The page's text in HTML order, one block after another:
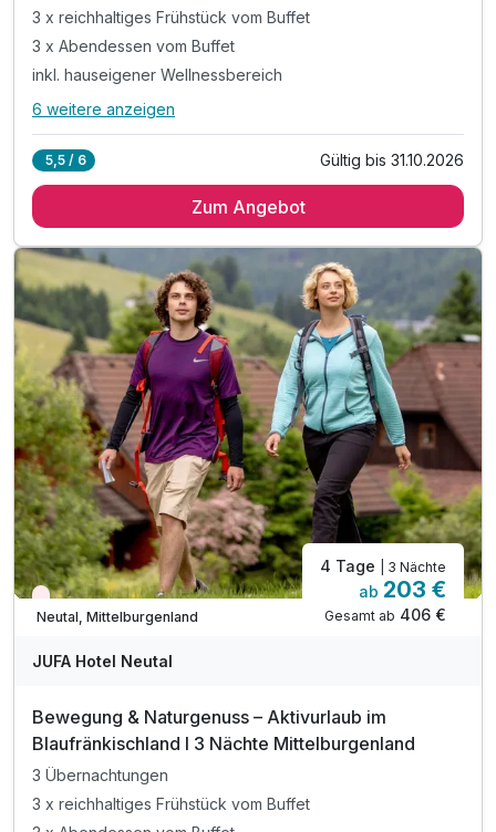
3 x reichhaltiges Frühstück vom Buffet
3 x Abendessen vom Buffet
inkl. hauseigener Wellnessbereich
Alle Inklusivleistungen
3 x reichhaltiges Frühstück vom Buffet
inkl. hauseigener Wellnessbereich
inkl. kostenfreies Parken am Hotel
inkl. kostenfreies WLAN
inkl. Burgenland Card
Tipp: Burgenland VIONOTHEK
Tipp: Sonnentherme Lutzmannsburg
Tipp: Ornithologische Exkursion Teichwiesen
6 weitere anzeigen
5,5 / 6 Gültig bis 31.10.2026
Zum Angebot
Nur noch Restplätze
Neutal, Mittelburgenland
4 Tage | 3 Nächte
ab 203 €
Gesamt ab 406 €
JUFA Hotel Neutal
Bewegung & Naturgenuss – Aktivurlaub im
Blaufränkischland I 3 Nächte Mittelburgenland
3 Übernachtungen
3 x reichhaltiges Frühstück vom Buffet